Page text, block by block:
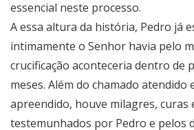
essencial neste processo.
A essa altura da história, Pedro já
intimamente o Senhor havia pelo
crucificação aconteceria dentro de
meses. Além do chamado atendido
apreendido, houve milagres, curas
testemunhados por Pedro e pelos